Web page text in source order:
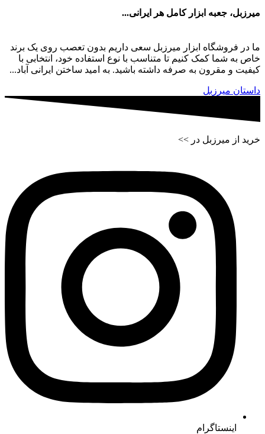
میرزبل، جعبه ابزار کامل هر ایرانی...
ما در فروشگاه ابزار میرزبل سعی داریم بدون تعصب روی یک برند
خاص به شما کمک کنیم تا متناسب با نوع استفاده خود، انتخابی با
کیفیت و مقرون به صرفه داشته باشید. به امید ساختن ایرانی آباد...
داستان میرزبل
خرید از میرزبل در >>
اینستاگرام